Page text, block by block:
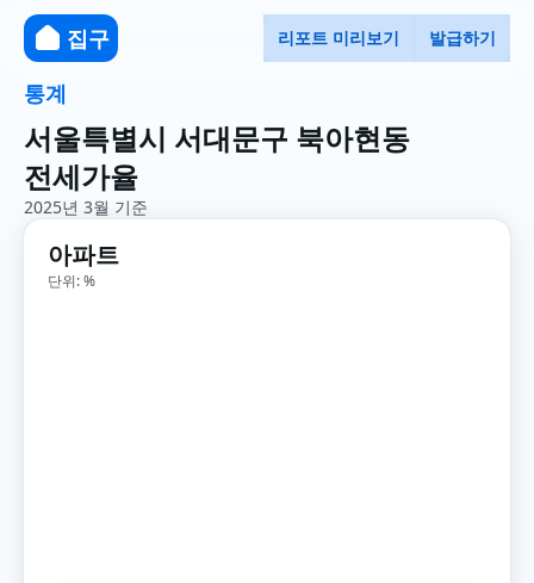
집구 리포트 미리보기 발급하기
통계
서울특별시 서대문구 북아현동
전세가율
2025년 3월 기준
아파트
단위: %